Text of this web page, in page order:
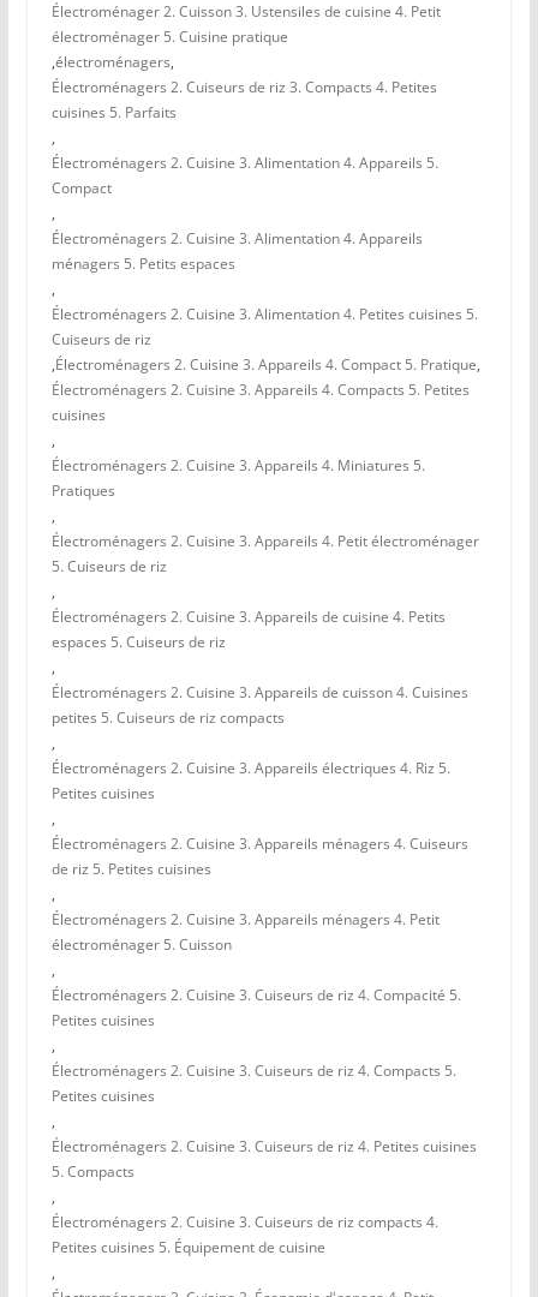
Électroménager 2. Cuisson 3. Ustensiles de cuisine 4. Petit
électroménager 5. Cuisine pratique
,électroménagers,
Électroménagers 2. Cuiseurs de riz 3. Compacts 4. Petites
cuisines 5. Parfaits
,
Électroménagers 2. Cuisine 3. Alimentation 4. Appareils 5.
Compact
,
Électroménagers 2. Cuisine 3. Alimentation 4. Appareils
ménagers 5. Petits espaces
,
Électroménagers 2. Cuisine 3. Alimentation 4. Petites cuisines 5.
Cuiseurs de riz
,Électroménagers 2. Cuisine 3. Appareils 4. Compact 5. Pratique,
Électroménagers 2. Cuisine 3. Appareils 4. Compacts 5. Petites
cuisines
,
Électroménagers 2. Cuisine 3. Appareils 4. Miniatures 5.
Pratiques
,
Électroménagers 2. Cuisine 3. Appareils 4. Petit électroménager
5. Cuiseurs de riz
,
Électroménagers 2. Cuisine 3. Appareils de cuisine 4. Petits
espaces 5. Cuiseurs de riz
,
Électroménagers 2. Cuisine 3. Appareils de cuisson 4. Cuisines
petites 5. Cuiseurs de riz compacts
,
Électroménagers 2. Cuisine 3. Appareils électriques 4. Riz 5.
Petites cuisines
,
Électroménagers 2. Cuisine 3. Appareils ménagers 4. Cuiseurs
de riz 5. Petites cuisines
,
Électroménagers 2. Cuisine 3. Appareils ménagers 4. Petit
électroménager 5. Cuisson
,
Électroménagers 2. Cuisine 3. Cuiseurs de riz 4. Compacité 5.
Petites cuisines
,
Électroménagers 2. Cuisine 3. Cuiseurs de riz 4. Compacts 5.
Petites cuisines
,
Électroménagers 2. Cuisine 3. Cuiseurs de riz 4. Petites cuisines
5. Compacts
,
Électroménagers 2. Cuisine 3. Cuiseurs de riz compacts 4.
Petites cuisines 5. Équipement de cuisine
,